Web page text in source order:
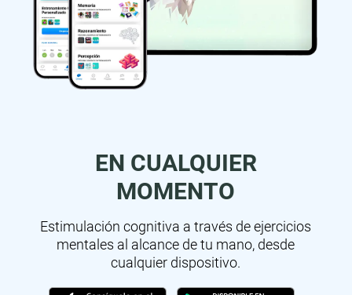
EN CUALQUIER
MOMENTO
Estimulación cognitiva a través de ejercicios
mentales al alcance de tu mano, desde
cualquier dispositivo.